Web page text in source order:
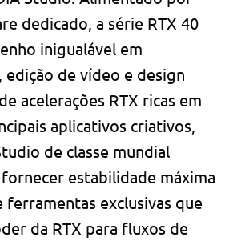
dedicado, a série RTX 40
inigualável em
edição de vídeo e design
acelerações RTX ricas em
aplicativos criativos,
de classe mundial
estabilidade máxima
ferramentas exclusivas que
da RTX para fluxos de